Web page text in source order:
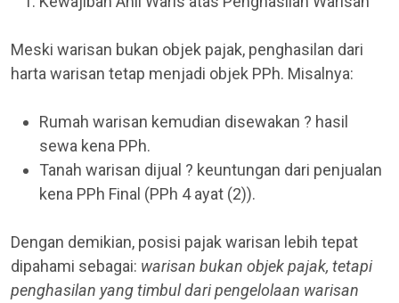
Meski warisan bukan objek pajak, penghasilan dari
harta warisan tetap menjadi objek PPh. Misalnya:
Rumah warisan kemudian disewakan ? hasil
sewa kena PPh.
Tanah warisan dijual ? keuntungan dari penjualan
kena PPh Final (PPh 4 ayat (2)).
Dengan demikian, posisi pajak warisan lebih tepat
dipahami sebagai: warisan bukan objek pajak, tetapi
penghasilan yang timbul dari pengelolaan warisan